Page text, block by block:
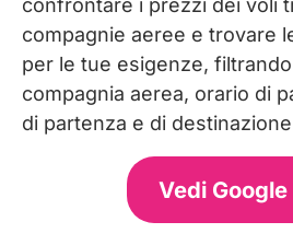
confrontare i prezzi dei voli
compagnie aeree e trovare
per le tue esigenze,
compagnia aerea, orario di
di partenza e di
Vedi Google